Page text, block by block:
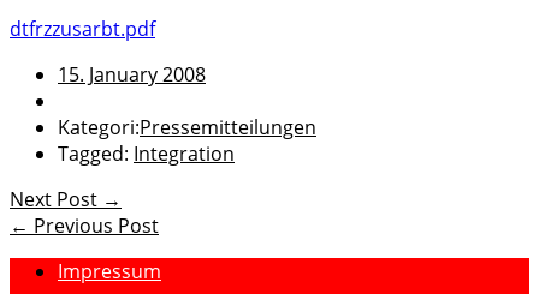
dtfrzzusarbt.pdf
15. January 2008
Kategori:Pressemitteilungen
Tagged: Integration
Next Post →
← Previous Post
Impressum